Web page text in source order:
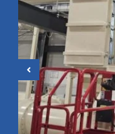
Montage